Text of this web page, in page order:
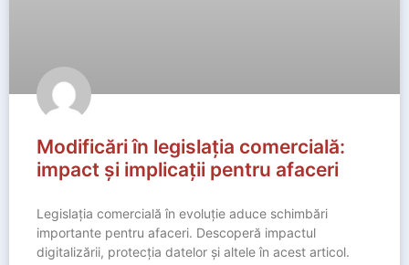
Modificări în legislația comercială:
impact și implicații pentru afaceri
Legislația comercială în evoluție aduce schimbări
importante pentru afaceri. Descoperă impactul
digitalizării, protecția datelor și altele în acest articol.